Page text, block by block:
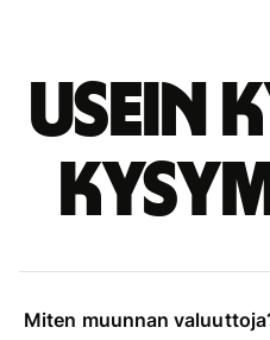
Usein
Miten muunnan